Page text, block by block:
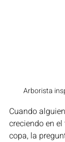
Arborista
Cuando
creciendo en
copa, la